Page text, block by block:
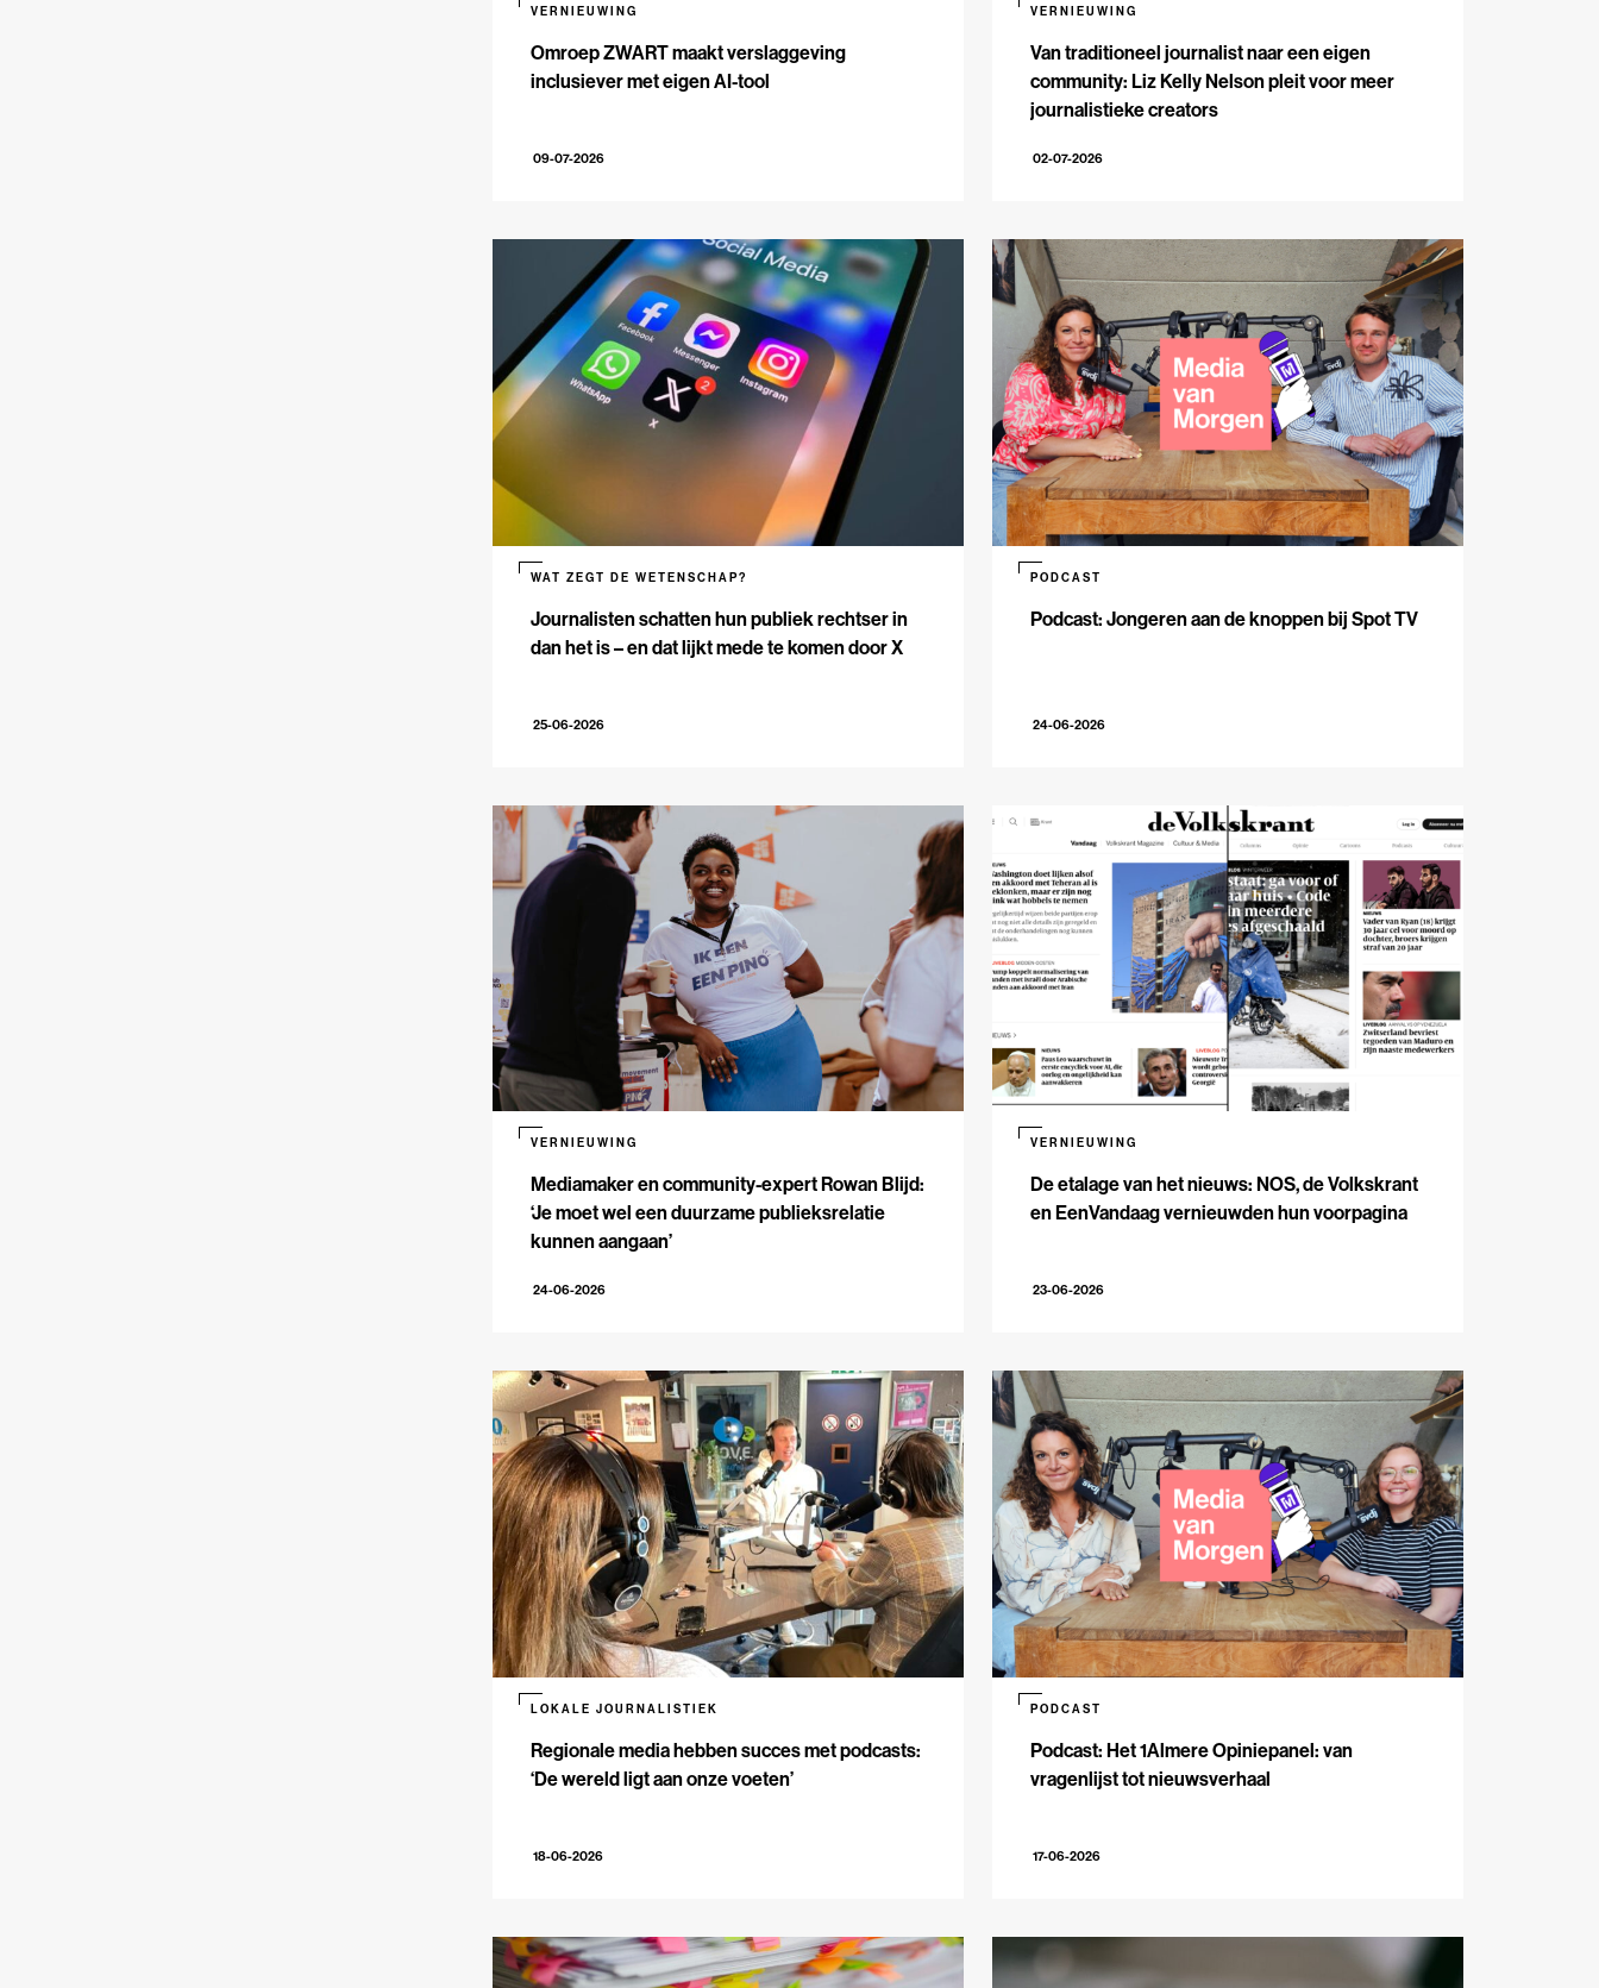
Omroep ZWART maakt verslaggeving
inclusiever met eigen AI-tool
VERNIEUWING
09-07-2026
Van traditioneel journalist naar een eigen
community: Liz Kelly Nelson pleit voor meer
journalistieke creators
VERNIEUWING
02-07-2026
Journalisten schatten hun publiek rechtser in
dan het is – en dat lijkt mede te komen door X
WAT ZEGT DE WETENSCHAP?
25-06-2026
Podcast: Jongeren aan de knoppen bij Spot TV
PODCAST
24-06-2026
Mediamaker en community-expert Rowan Blijd:
‘Je moet wel een duurzame publieksrelatie
kunnen aangaan’
VERNIEUWING
24-06-2026
De etalage van het nieuws: NOS, de Volkskrant
en EenVandaag vernieuwden hun voorpagina
VERNIEUWING
23-06-2026
Regionale media hebben succes met podcasts:
‘De wereld ligt aan onze voeten’
LOKALE JOURNALISTIEK
18-06-2026
Podcast: Het 1Almere Opiniepanel: van
vragenlijst tot nieuwsverhaal
PODCAST
17-06-2026